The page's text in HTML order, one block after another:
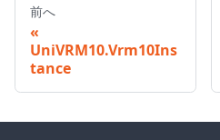
前へ
UniVRM10.Vrm10Ins
tance